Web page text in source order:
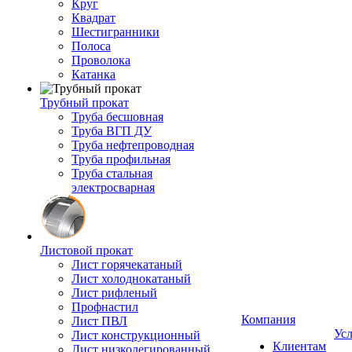
Круг
Квадрат
Шестигранники
Полоса
Проволока
Катанка
Трубный прокат
Труба бесшовная
Труба ВГП ДУ
Труба нефтепроводная
Труба профильная
Труба стальная
электросварная
Листовой прокат
Лист горячекатаный
Лист холоднокатаный
Лист рифленый
Профнастил
Лист ПВЛ
Лист конструкционный
Лист низколегированный
Компания
Клиентам